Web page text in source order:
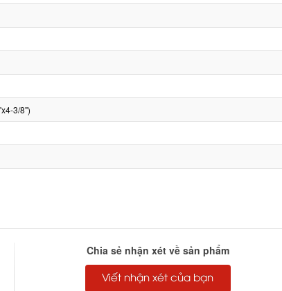
3/8")
Chia sẻ nhận xét về sản phẩm
Viết nhận xét của bạn